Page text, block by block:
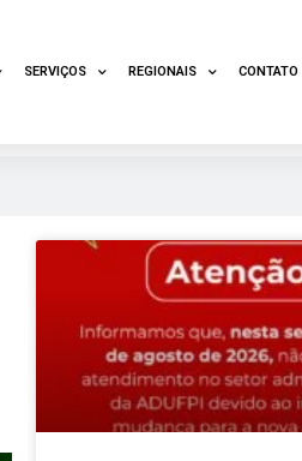
SERVIÇOS REGIONAIS CONTATO